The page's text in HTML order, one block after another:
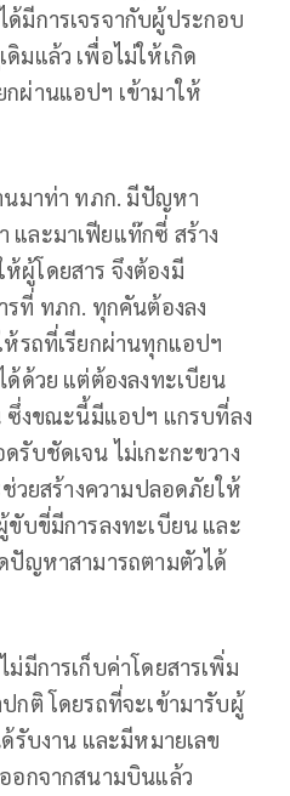
มีการเจรจากับผู้ประกอบ
มแล้ว เพื่อไม่ให้เกิด
ผ่านแอปฯ เข้ามาให้
นมาท่า ทภก. มีปัญหา
และมาเฟียแท๊กซี่ สร้าง
ผู้โดยสาร จึงต้องมี
รที่ ทภก. ทุกคันต้องลง
ห้รถที่เรียกผ่านทุกแอปฯ
ด้ด้วย แต่ต้องลงทะเบียน
ซึ่งขณะนี้มีแอปฯ แกรบที่ลง
รับชัดเจน ไม่เกะกะขวาง
วยสร้างความปลอดภัยให้
ขับขี่มีการลงทะเบียน และ
ปัญหาสามารถตามตัวได้
มีการเก็บค่าโดยสารเพิ่ม
กติ โดยรถที่จะเข้ามารับผู้
รับงาน และมีหมายเลข
อกจากสนามบินแล้ว